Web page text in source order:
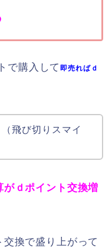
で購入して即売ればｄ
飛び切りスマイ
ｄポイント交換増
換で盛り上がって